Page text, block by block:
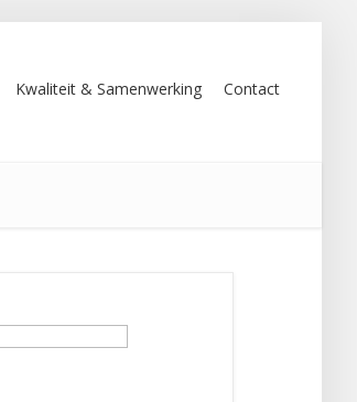
Kwaliteit & Samenwerking Contact